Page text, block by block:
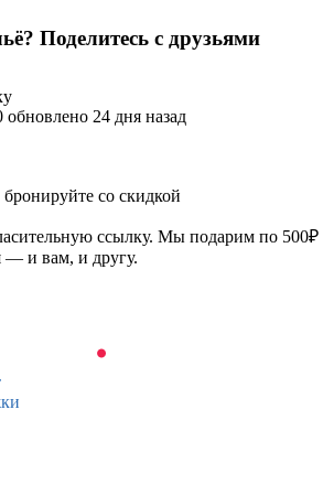
Поделитесь с друзьями
24 дня назад
со скидкой
ссылку. Мы подарим по 500₽
— и вам, и другу.